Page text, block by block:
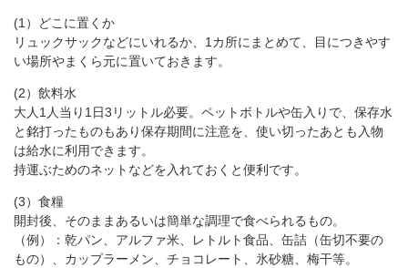
(1）どこに置くか
リュックサックなどにいれるか、1カ所にまとめて、目につきやす
い場所やまくら元に置いておきます。
(2）飲料水
大人1人当り1日3リットル必要。ペットボトルや缶入りで、保存水
と銘打ったものもあり保存期間に注意を、使い切ったあとも入物
は給水に利用できます。
持運ぶためのネットなどを入れておくと便利です。
(3）食糧
開封後、そのままあるいは簡単な調理で食べられるもの。
（例）：乾パン、アルファ米、レトルト食品、缶詰（缶切不要の
もの）、カップラーメン、チョコレート、氷砂糖、梅干等。